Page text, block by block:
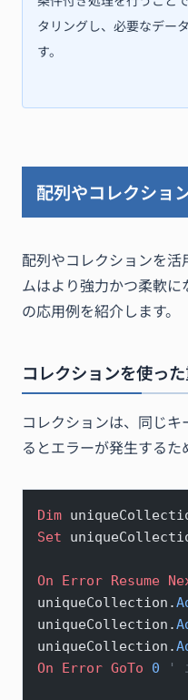
タリングし、必要なデー
す。
配列やコレクショ
配列やコレクションを活
ムはより強力かつ柔軟
の応用例を紹介します。
コレクションを使っ
コレクションは、同じ
るとエラーが発生するた
Dim
Set
On Error Resume
uniqueCollection.
uniqueCollection.
uniqueCollection.
On Error GoTo 0 '